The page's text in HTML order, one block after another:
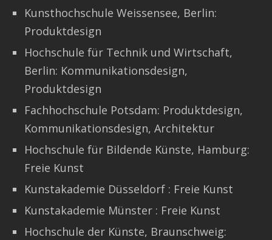
Kunsthochschule Weissensee, Berlin:
Produktdesign
Hochschule für Technik und Wirtschaft,
Berlin: Kommunikationsdesign,
Produktdesign
Fachhochschule Potsdam: Produktdesign,
Kommunikationsdesign, Architektur
Hochschule für Bildende Künste, Hamburg:
Freie Kunst
Kunstakademie Düsseldorf : Freie Kunst
Kunstakademie Münster : Freie Kunst
Hochschule der Künste, Braunschweig: